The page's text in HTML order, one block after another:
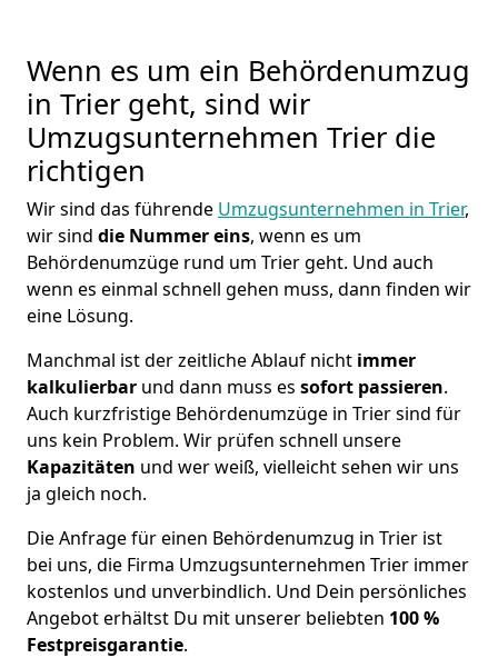
Wenn es um ein Behördenumzug
in Trier geht, sind wir
Umzugsunternehmen Trier die
richtigen
Wir sind das führende Umzugsunternehmen in Trier,
wir sind die Nummer eins, wenn es um
Behördenumzüge rund um Trier geht. Und auch
wenn es einmal schnell gehen muss, dann finden wir
eine Lösung.
Manchmal ist der zeitliche Ablauf nicht immer
kalkulierbar und dann muss es sofort passieren.
Auch kurzfristige Behördenumzüge in Trier sind für
uns kein Problem. Wir prüfen schnell unsere
Kapazitäten und wer weiß, vielleicht sehen wir uns
ja gleich noch.
Die Anfrage für einen Behördenumzug in Trier ist
bei uns, die Firma Umzugsunternehmen Trier immer
kostenlos und unverbindlich. Und Dein persönliches
Angebot erhältst Du mit unserer beliebten 100 %
Festpreisgarantie.